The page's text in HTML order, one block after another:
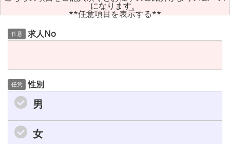
になります。
**任意項目を表示する**
任意 求人No
任意 性別
男
女